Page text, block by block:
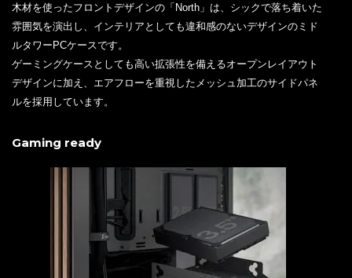
木材を使ったフロントデザインの「North」は、シックで落ち着いた
雰囲気を演出し、インテリアとしても違和感のないデザインのミド
ルタワーPCケースです。
ゲーミングケースとしても高い拡張性を備えるオープンレイアウト
デザインに加え、エアフローを重視したメッシュ加工のサイドパネ
ルを採用しています。
Gaming ready